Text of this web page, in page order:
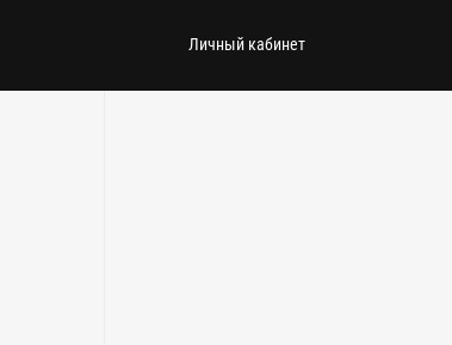
Личный кабинет